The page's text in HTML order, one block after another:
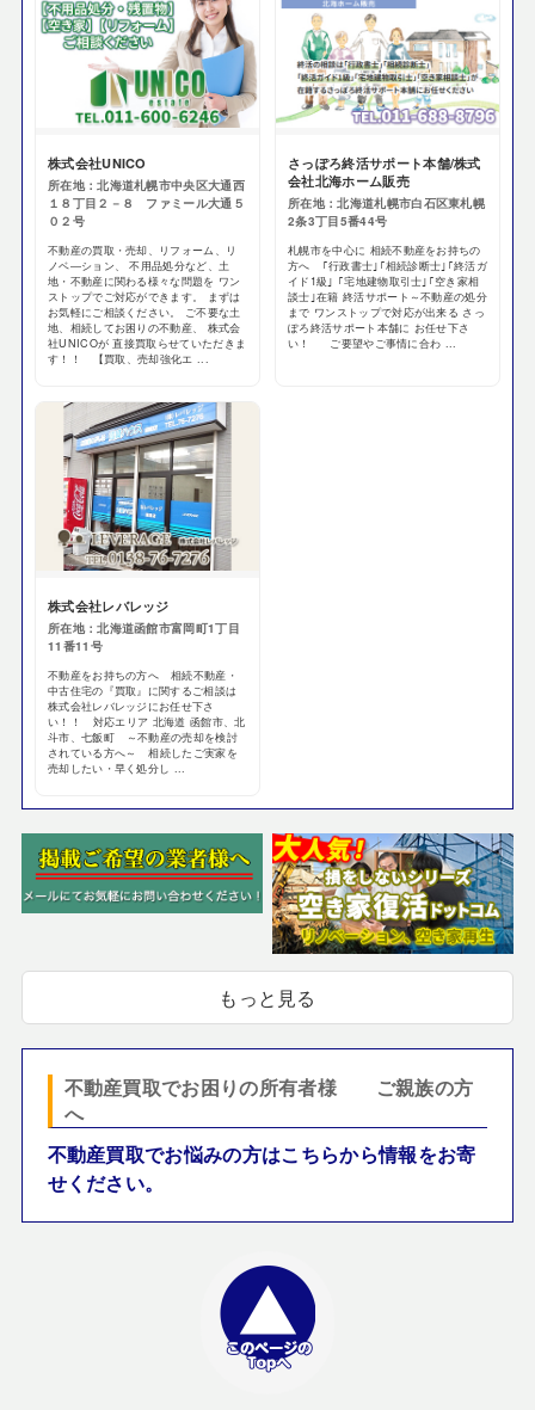
株式会社UNICO
所在地：北海道札幌市中央区大通西
１８丁目２－８ ファミール大通５
０２号
不動産の買取・売却、リフォーム、リ
ノベ―ション、 不用品処分など、土
地・不動産に関わる様々な問題を ワン
ストップでご対応ができます。 まずは
お気軽にご相談ください。 ご不要な土
地、相続してお困りの不動産、 株式会
社UNICOが 直接買取らせていただきま
す！！ 【買取、売却強化エ ...
さっぽろ終活サポート本舗/株式
会社北海ホーム販売
所在地：北海道札幌市白石区東札幌
2条3丁目5番44号
札幌市を中心に 相続不動産をお持ちの
方へ ｢行政書士｣｢相続診断士｣｢終活ガ
イド1級｣ ｢宅地建物取引士｣｢空き家相
談士｣在籍 終活サポート～不動産の処分
まで ワンストップで対応が出来る さっ
ぽろ終活サポート本舗に お任せ下さ
い！ ご要望やご事情に合わ ...
株式会社レバレッジ
所在地：北海道函館市富岡町1丁目
11番11号
不動産をお持ちの方へ 相続不動産・
中古住宅の『買取』に関するご相談は
株式会社レバレッジにお任せ下さ
い！！ 対応エリア 北海道 函館市、北
斗市、七飯町 ～不動産の売却を検討
されている方へ～ 相続したご実家を
売却したい・早く処分し ...
もっと見る
不動産買取でお困りの所有者様 ご親族の方
へ
不動産買取でお悩みの方はこちらから情報をお寄
せください。